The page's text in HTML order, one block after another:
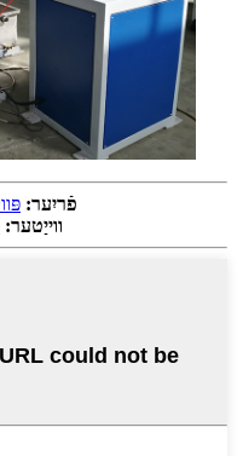
פֿריִער:
ווייַטער: